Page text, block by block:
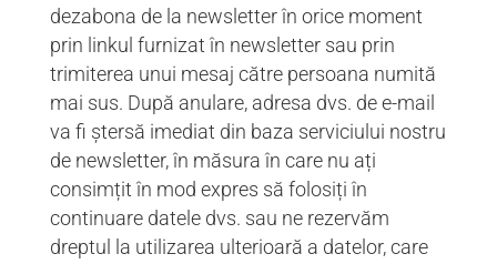
dezabona de la newsletter în orice moment
prin linkul furnizat în newsletter sau prin
trimiterea unui mesaj către persoana numită
mai sus. După anulare, adresa dvs. de e-mail
va fi ștersă imediat din baza serviciului nostru
de newsletter, în măsura în care nu ați
consimțit în mod expres să folosiți în
continuare datele dvs. sau ne rezervăm
dreptul la utilizarea ulterioară a datelor, care